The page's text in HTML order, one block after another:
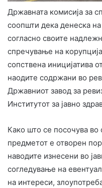
Државната комисија за
соопшти дека денеска
согласно своите
спречување на
сопствена иницијатива
наодите содржани во
Државниот завод за
Институтот за јавно
Како што се посочува
предметот е отворен
наводите изнесени во
согледување на
на интереси,